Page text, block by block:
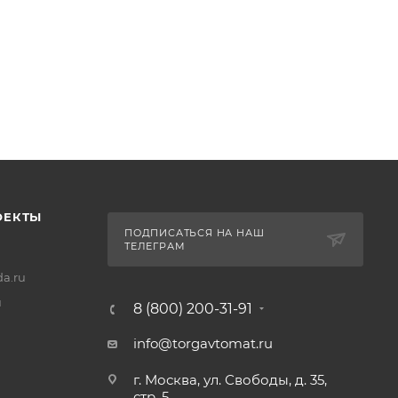
ПОДПИСАТЬСЯ НА НАШ
ТЕЛЕГРАМ
8 (800) 200-31-91
info@torgavtomat.ru
г. Москва, ул. Свободы, д. 35,